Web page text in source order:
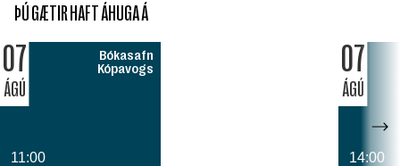
ÞÚ GÆTIR HAFT ÁHUGA Á
07
ÁGÚ
Bókasafn
Kópavogs
11:00
07
ÁGÚ
14:00